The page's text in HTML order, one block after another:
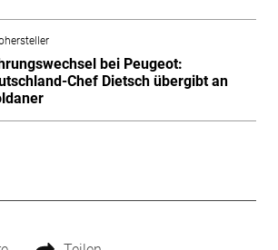
bei Peugeot:
Chef Dietsch übergibt an